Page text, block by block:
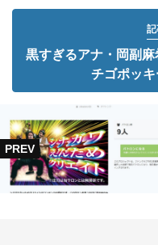
黒すぎるアナ・岡副
チゴポッ